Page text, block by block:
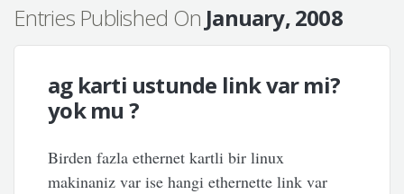
Entries Published On January, 2008
ag karti ustunde link var mi?
yok mu ?
Birden fazla ethernet kartli bir linux
makinaniz var ise hangi ethernette link var